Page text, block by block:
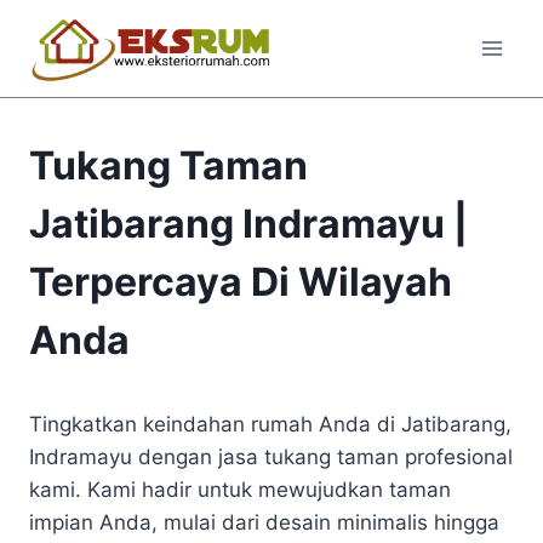
Tukang Taman
Jatibarang Indramayu |
Terpercaya Di Wilayah
Anda
Tingkatkan keindahan rumah Anda di Jatibarang,
Indramayu dengan jasa tukang taman profesional
kami. Kami hadir untuk mewujudkan taman
impian Anda, mulai dari desain minimalis hingga